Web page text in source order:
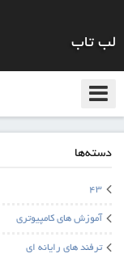
لب تاب
دسته‌ها
43
آموزش های کامپیوتری
ترفند های رایانه ای